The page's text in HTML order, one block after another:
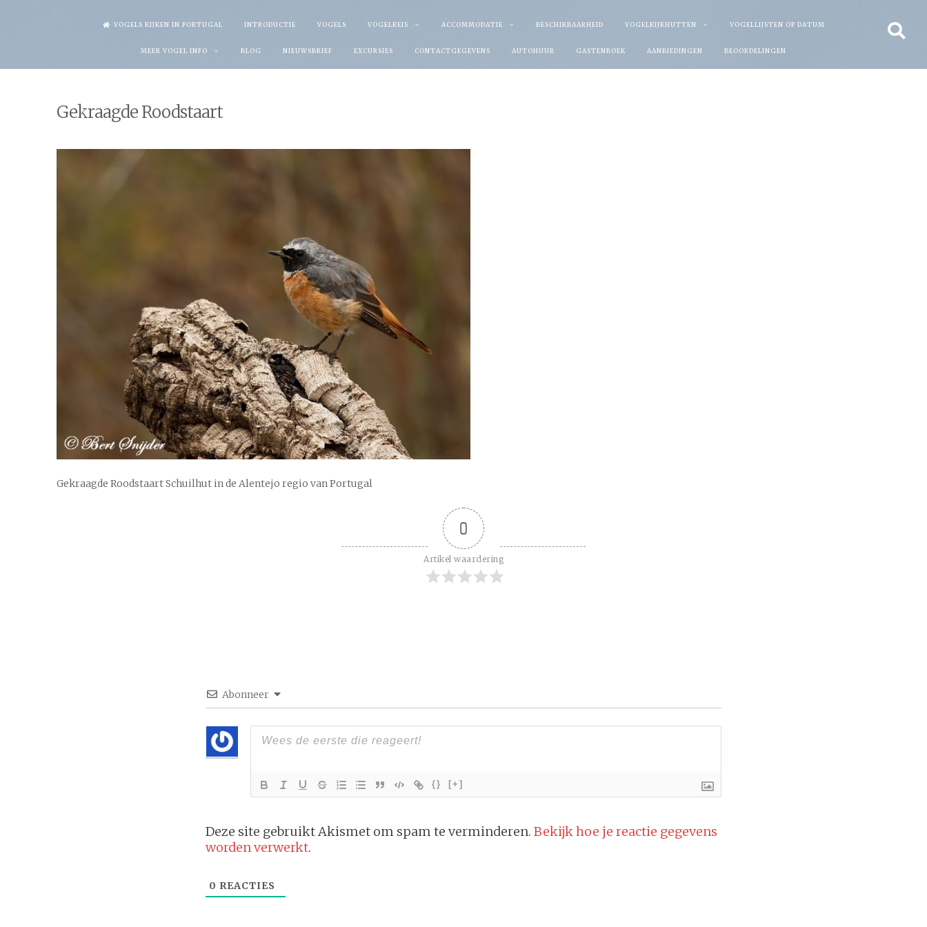
VOGELS KIJKEN IN PORTUGAL INTRODUCTIE VOGELS VOGELREIS ACCOMMODATIE BESCHIKBAARHEID VOGELKIJKHUTTEN VOGELLIJSTEN OP DATUM
MEER VOGEL INFO BLOG NIEUWSBRIEF EXCURSIES CONTACTGEGEVENS AUTOHUUR GASTENBOEK AANBIEDINGEN BEOORDELINGEN
Gekraagde Roodstaart
Gekraagde Roodstaart Schuilhut in de Alentejo regio van Portugal
0
Artikel waardering
Abonneer
{} [+]
Deze site gebruikt Akismet om spam te verminderen. Bekijk hoe je reactie gegevens
worden verwerkt.
0 REACTIES